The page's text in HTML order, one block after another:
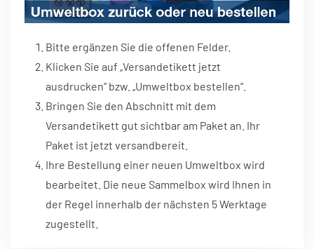
Bitte ergänzen Sie die offenen Felder.
Klicken Sie auf „Versandetikett jetzt
ausdrucken“ bzw. „Umweltbox bestellen“.
Bringen Sie den Abschnitt mit dem
Versandetikett gut sichtbar am Paket an. Ihr
Paket ist jetzt versandbereit.
Ihre Bestellung einer neuen Umweltbox wird
bearbeitet. Die neue Sammelbox wird Ihnen in
der Regel innerhalb der nächsten 5 Werktage
zugestellt.